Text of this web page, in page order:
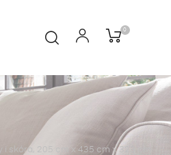
0
i skóra, 205 cm x 435 cm x 323 cm